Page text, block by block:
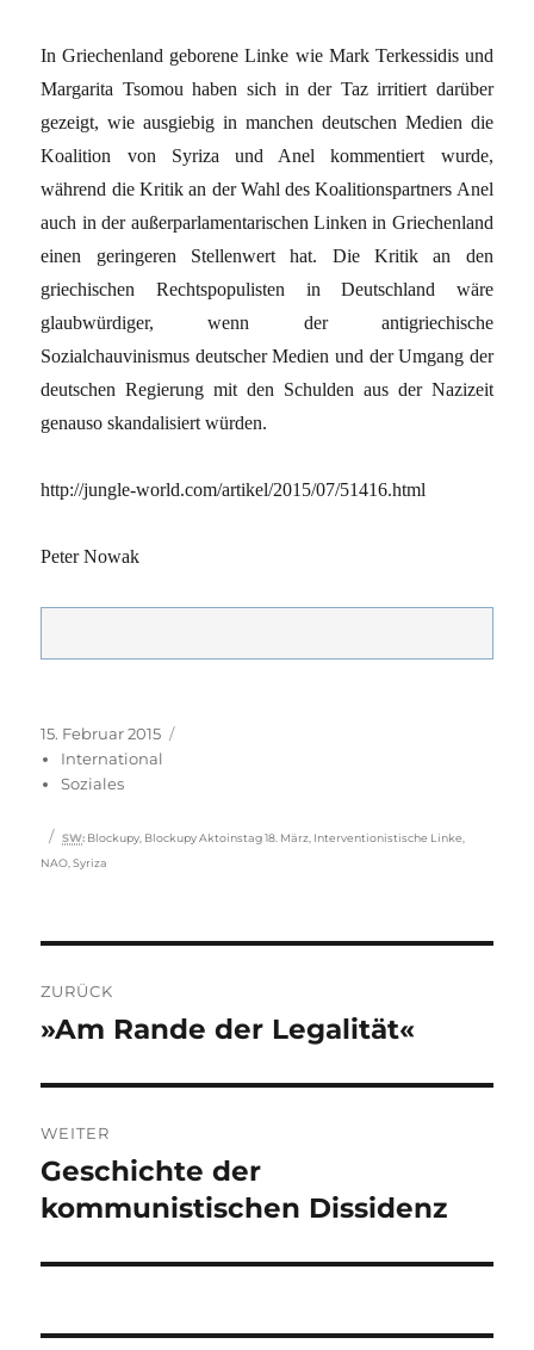
In Griechenland geborene Linke wie Mark Terkessidis und
Margarita Tsomou haben sich in der Taz irritiert darüber
gezeigt, wie ausgiebig in manchen deutschen Medien die
Koalition von Syriza und Anel kommentiert wurde,
während die Kritik an der Wahl des Koalitionspartners Anel
auch in der außerparlamentarischen Linken in Griechenland
einen geringeren Stellenwert hat. Die Kritik an den
griechischen Rechtspopulisten in Deutschland wäre
glaubwürdiger, wenn der antigriechische
Sozialchauvinismus deutscher Medien und der Umgang der
deutschen Regierung mit den Schulden aus der Nazizeit
genauso skandalisiert würden.
http://jungle-world.com/artikel/2015/07/51416.html
Peter Nowak
Veröffentlicht
am
15. Februar 2015
International
Soziales
Schlagwörter
SW: Blockupy Blockupy Aktoinstag 18. März Interventionistische Linke
NAO ,Syriza
ZURÜCK
Vorheriger
»Am Rande der Legalität«
WEITER
Nächster
Beitrag:
Geschichte der
kommunistischen Dissidenz